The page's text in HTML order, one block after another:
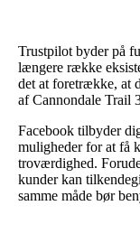
Trustpilot byder på
længere række
det at foretrække, at
af Cannondale Trail
Facebook tilbyder
muligheder for at få
troværdighed.
kunder kan
samme måde bør